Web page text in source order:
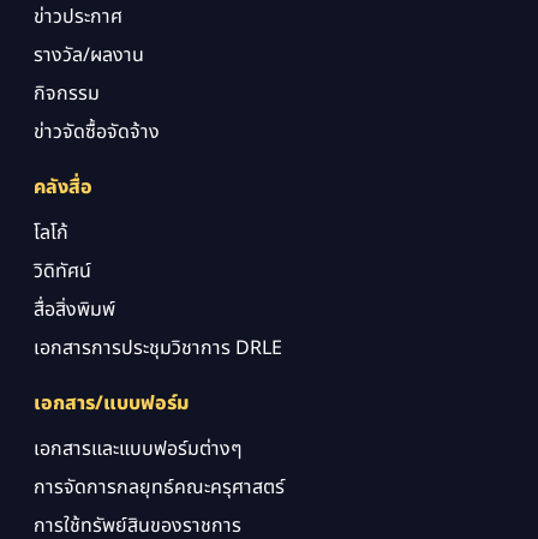
ข่าวประกาศ
รางวัล/ผลงาน
กิจกรรม
ข่าวจัดซื้อจัดจ้าง
คลังสื่อ
โลโก้
วิดิทัศน์
สื่อสิ่งพิมพ์
เอกสารการประชุมวิชาการ DRLE
เอกสาร/แบบฟอร์ม
เอกสารและแบบฟอร์มต่างๆ
การจัดการกลยุทธ์คณะครุศาสตร์
การใช้ทรัพย์สินของราชการ